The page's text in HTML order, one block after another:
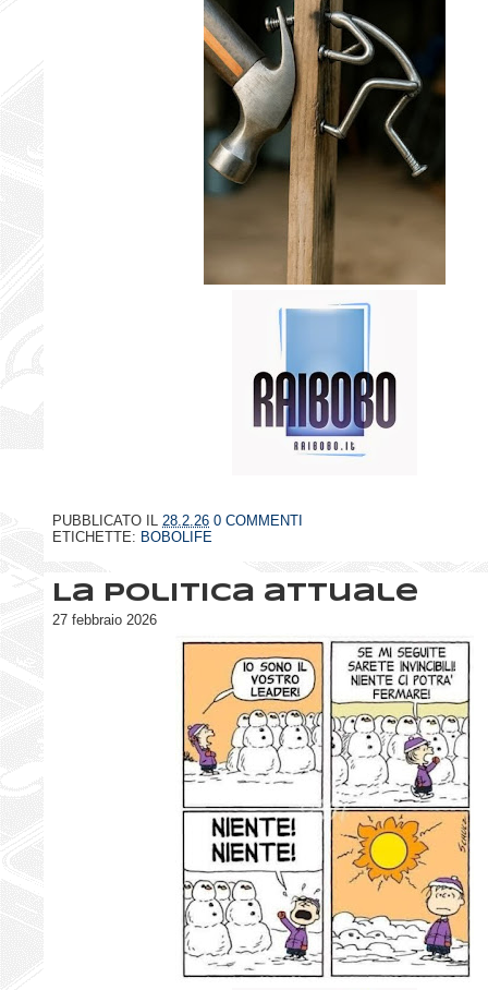
PUBBLICATO IL 28.2.26 0 COMMENTI
ETICHETTE: BOBOLIFE
La politica attuale
27 febbraio 2026